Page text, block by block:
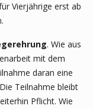
Vierjährige erst ab
. Wie aus
mit dem
daran eine
Teilnahme bleibt
Pflicht. Wie